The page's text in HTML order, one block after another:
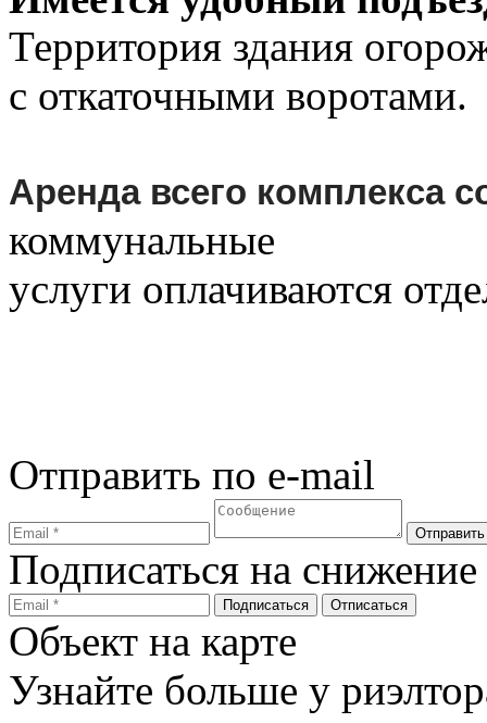
Территория здания
с откаточными воротами.
Аренда всего комплекса
коммунальные
услуги оплачиваются
Отправить по e-mail
Подписаться на
Объект на карте
Узнайте больше у